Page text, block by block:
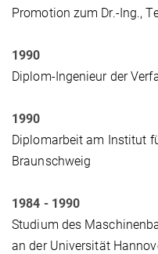
Promotion zum Dr.-Ing.,
1990
Diplom-Ingenieur der
1990
Diplomarbeit am Institut
Braunschweig
1984 - 1990
Studium des
an der Universität